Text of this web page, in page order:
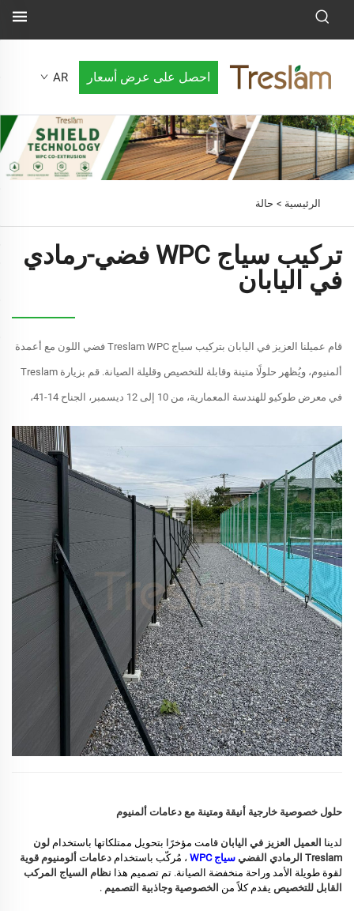
احصل على عرض أسعار AR
الرئيسية > حالة
تركيب سياج WPC فضي-رمادي
في اليابان
قام عميلنا العزيز في اليابان بتركيب سياج Treslam WPC فضي اللون مع أعمدة
ألمنيوم، ويُظهر حلولًا متينة وقابلة للتخصيص وقليلة الصيانة. قم بزيارة Treslam
في معرض طوكيو للهندسة المعمارية، من 10 إلى 12 ديسمبر، الجناح 14-41،
حلول خصوصية خارجية أنيقة ومتينة مع دعامات ألمنيوم
لدينا العميل العزيز في اليابان قامت مؤخرًا بتحويل ممتلكاتها باستخدام لون
Treslam الرمادي الفضي
سياج WPC ، مُركّب باستخدام دعامات ألومنيوم قوية
لقوة طويلة الأمد وراحة منخفضة الصيانة. تم تصميم هذا نظام السياج المركب
القابل للتخصيص يقدم كلاً من الخصوصية وجاذبية التصميم .